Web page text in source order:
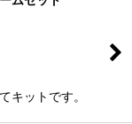
キットです。